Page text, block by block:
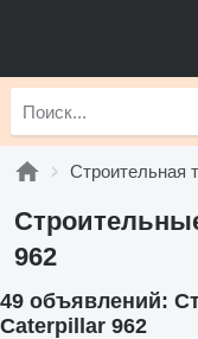
Строительная
962
49 объявлений:
Caterpillar 962